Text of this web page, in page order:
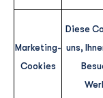
Marketing-
Cookies
Diese
uns,